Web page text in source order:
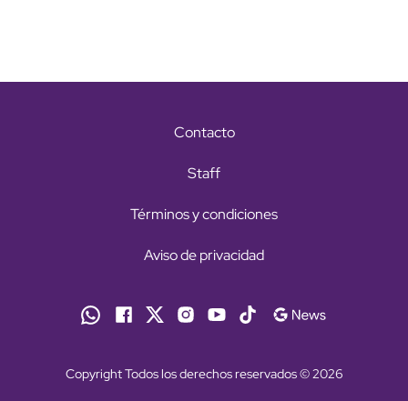
Contacto
Staff
Términos y condiciones
Aviso de privacidad
Copyright Todos los derechos reservados © 2026